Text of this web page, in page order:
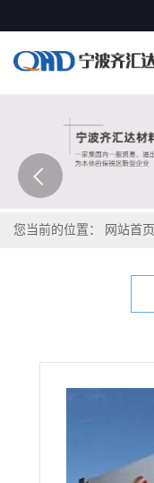
您当前的位置： 网站首页